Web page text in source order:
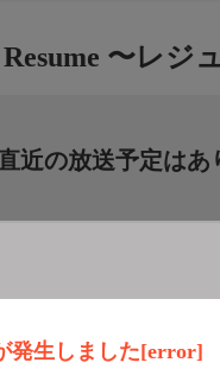
発生しました[error]
〜レジ
近の放送予定はあ